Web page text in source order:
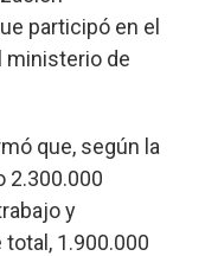
participó en el
ministerio de
que, según la
2.300.000
y
1.900.000